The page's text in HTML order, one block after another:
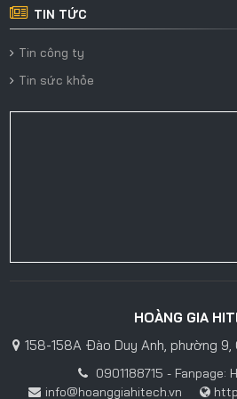
TIN TỨC
Tin công ty
Tin sức khỏe
HOÀNG GIA
158-158A Đào Duy Anh, phường 9,
0901188715 - Fanpage:
info@hoanggiahitech.vn